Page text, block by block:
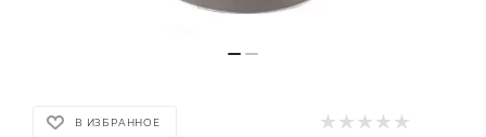
В ИЗБРАННОЕ